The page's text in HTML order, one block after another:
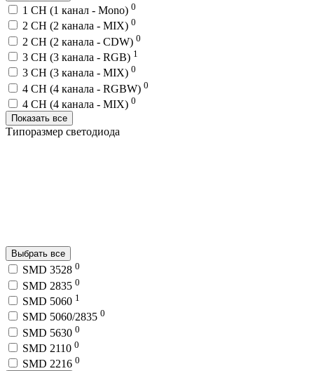
1 CH (1 канал - Mono) 0
2 CH (2 канала - MIX) 0
2 CH (2 канала - CDW) 0
3 CH (3 канала - RGB) 1
3 CH (3 канала - MIX) 0
4 CH (4 канала - RGBW) 0
4 CH (4 канала - MIX) 0
Показать все
Типоразмер светодиода
Выбрать все
SMD 3528 0
SMD 2835 0
SMD 5060 1
SMD 5060/2835 0
SMD 5630 0
SMD 2110 0
SMD 2216 0